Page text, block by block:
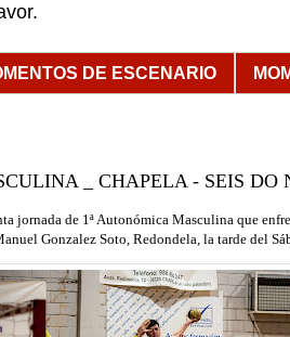
DE ESCENARIO
_ CHAPELA - SEIS DO
jornada de 1ª Autonómica Masculina que
Gonzalez Soto, Redondela , la tarde del